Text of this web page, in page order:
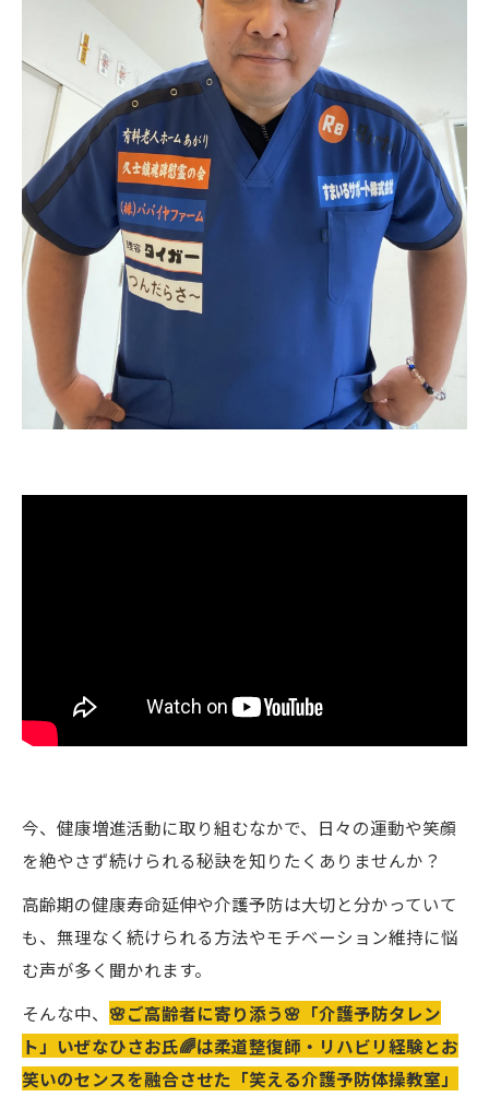
今、健康増進活動に取り組むなかで、日々の運動や笑顔
を絶やさず続けられる秘訣を知りたくありませんか？
高齢期の健康寿命延伸や介護予防は大切と分かっていて
も、無理なく続けられる方法やモチベーション維持に悩
む声が多く聞かれます。
そんな中、 🌸ご高齢者に寄り添う🌸「介護予防タレン
ト」いぜなひさお氏🌈は柔道整復師・リハビリ経験とお
笑いのセンスを融合させた「笑える介護予防体操教室」